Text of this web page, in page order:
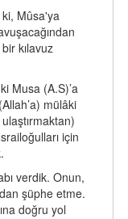
Mûsa'ya
kılavuz
Musa (A.S)’a
mülâki
için
verdik. Onun,
şüphe etme.
doğru yol